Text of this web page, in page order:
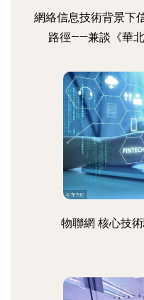
網絡信息技術背景下
路徑——兼談《華
物聯網 核心技